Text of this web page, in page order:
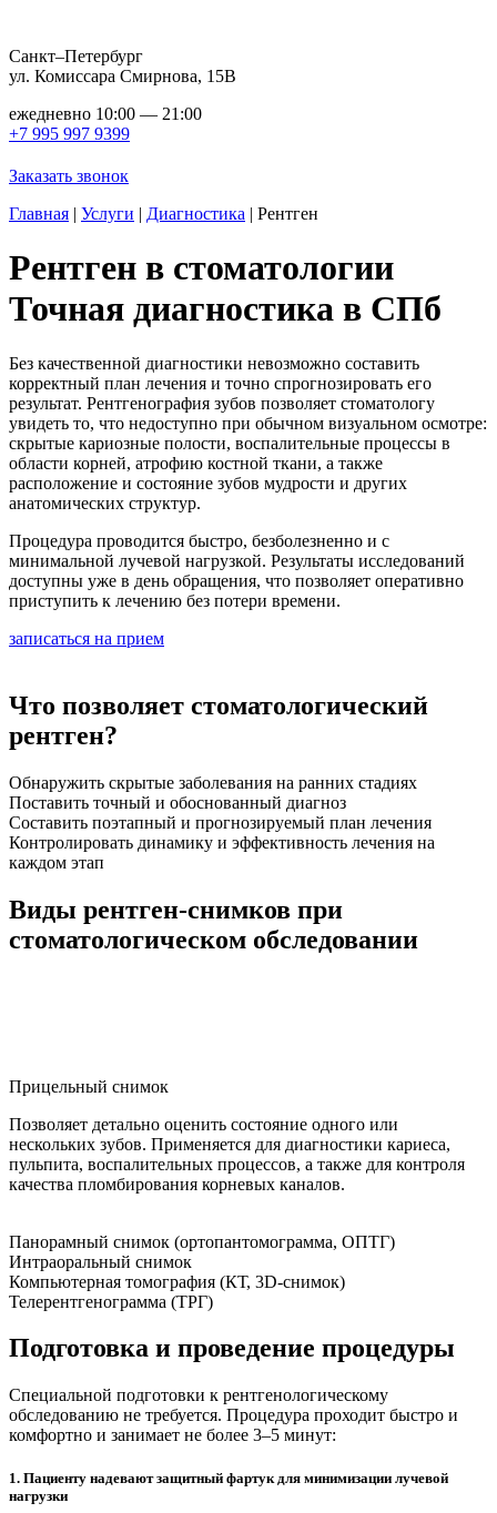
Санкт–Петербург
ул. Комиссара Смирнова, 15В
ежедневно 10:00 — 21:00
+7 995 997 9399
Заказать звонок
Главная | Услуги | Диагностика | Рентген
Рентген в стоматологии
Точная диагностика в СПб
Без качественной диагностики невозможно составить
корректный план лечения и точно спрогнозировать его
результат. Рентгенография зубов позволяет стоматологу
увидеть то, что недоступно при обычном визуальном осмотре:
скрытые кариозные полости, воспалительные процессы в
области корней, атрофию костной ткани, а также
расположение и состояние зубов мудрости и других
анатомических структур.
Процедура проводится быстро, безболезненно и с
минимальной лучевой нагрузкой. Результаты исследований
доступны уже в день обращения, что позволяет оперативно
приступить к лечению без потери времени.
записаться на прием
Что позволяет стоматологический
рентген?
Обнаружить скрытые заболевания на ранних стадиях
Поставить точный и обоснованный диагноз
Составить поэтапный и прогнозируемый план лечения
Контролировать динамику и эффективность лечения на
каждом этап
Виды рентген-снимков при
стоматологическом обследовании
Прицельный снимок
Позволяет детально оценить состояние одного или
нескольких зубов. Применяется для диагностики кариеса,
пульпита, воспалительных процессов, а также для контроля
качества пломбирования корневых каналов.
Панорамный снимок (ортопантомограмма, ОПТГ)
Интраоральный снимок
Компьютерная томография (КТ, 3D-снимок)
Телерентгенограмма (ТРГ)
Подготовка и проведение процедуры
Специальной подготовки к рентгенологическому
обследованию не требуется. Процедура проходит быстро и
комфортно и занимает не более 3–5 минут:
1. Пациенту надевают защитный фартук для минимизации лучевой
нагрузки